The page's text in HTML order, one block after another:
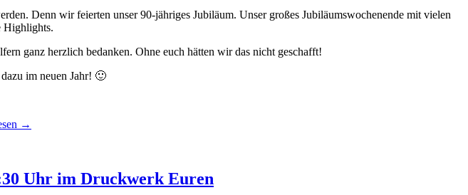
Denn wir feierten unser 90-jähriges Jubiläum. Unser großes Jubiläumswochenende mit vielen
Highlights.
ganz herzlich bedanken. Ohne euch hätten wir das nicht geschafft!
im neuen Jahr! 🙂
→
Uhr im Druckwerk Euren